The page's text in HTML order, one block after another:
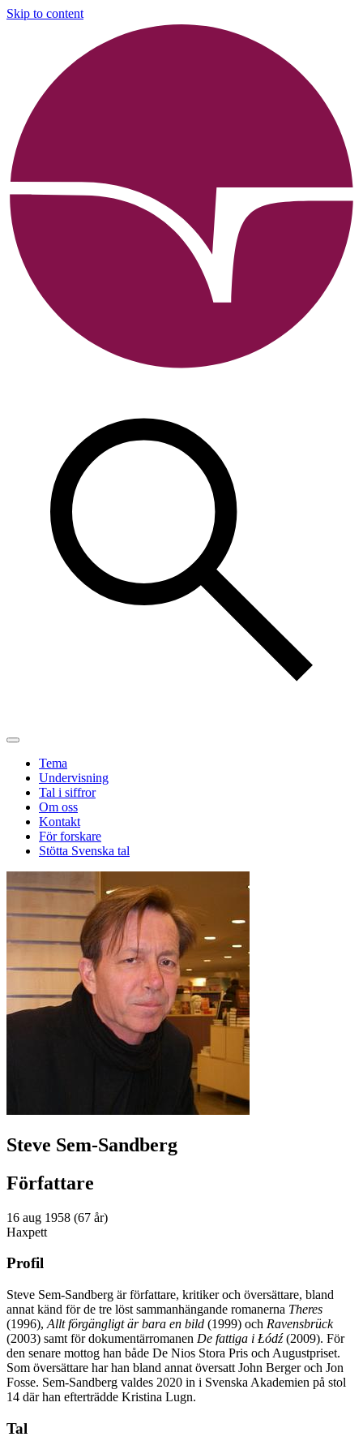
Skip to content
Tema
Undervisning
Tal i siffror
Om oss
Kontakt
För forskare
Stötta Svenska tal
Steve Sem-Sandberg
Författare
16 aug 1958 (67 år)
Haxpett
Profil
Steve Sem-Sandberg är författare, kritiker och översättare, bland
annat känd för de tre löst sammanhängande romanerna Theres
(1996), Allt förgängligt är bara en bild (1999) och Ravensbrück
(2003) samt för dokumentärromanen De fattiga i Łódź(2009). För
den senare mottog han både De Nios Stora Pris och Augustpriset.
Som översättare har han bland annat översatt John Berger och Jon
Fosse. Sem-Sandberg valdes 2020 in i Svenska Akademien på stol
14 där han efterträdde Kristina Lugn.
Tal